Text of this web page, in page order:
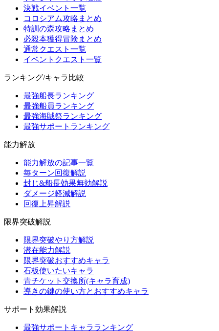
決戦イベント一覧
コロシアム攻略まとめ
特訓の森攻略まとめ
必殺本獲得冒険まとめ
通常クエスト一覧
イベントクエスト一覧
ランキング/キャラ比較
最強船長ランキング
最強船員ランキング
最強海賊祭ランキング
最強サポートランキング
能力解放
能力解放の記事一覧
毎ターン回復解説
封じ&船長効果無効解説
ダメージ軽減解説
回復上昇解説
限界突破解説
限界突破やり方解説
潜在能力解説
限界突破おすすめキャラ
石板使いたいキャラ
青チケット交換所(キャラ育成)
導きの鍵の使い方とおすすめキャラ
サポート効果解説
最強サポートキャラランキング